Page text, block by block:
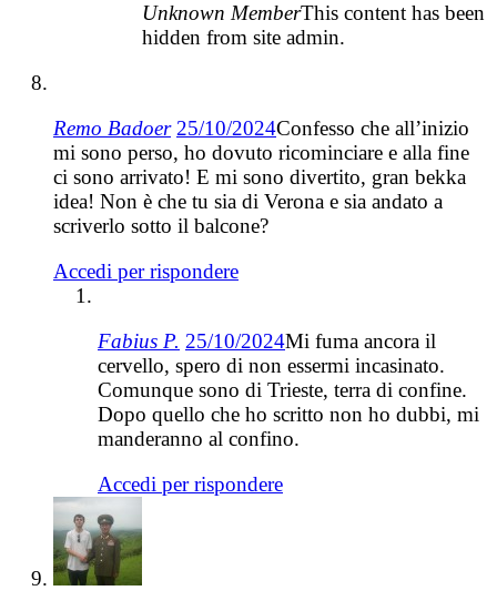
Unknown MemberThis content has been
hidden from site admin.
Remo Badoer 25/10/2024Confesso che all’inizio
mi sono perso, ho dovuto ricominciare e alla fine
ci sono arrivato! E mi sono divertito, gran bekka
idea! Non è che tu sia di Verona e sia andato a
scriverlo sotto il balcone?
Accedi per rispondere
Fabius P. 25/10/2024Mi fuma ancora il
cervello, spero di non essermi incasinato.
Comunque sono di Trieste, terra di confine.
Dopo quello che ho scritto non ho dubbi, mi
manderanno al confino.
Accedi per rispondere